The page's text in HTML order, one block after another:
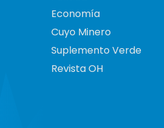
Economía
Cuyo Minero
Suplemento Verde
Revista OH